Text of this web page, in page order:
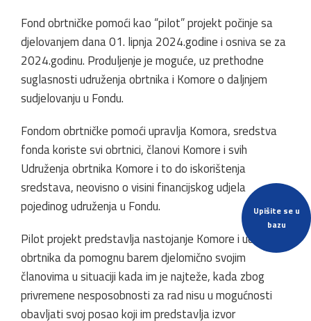
Upišite se u
bazu
Fond obrtničke pomoći kao “pilot” projekt počinje sa
djelovanjem dana 01. lipnja 2024.godine i osniva se za
2024.godinu. Produljenje je moguće, uz prethodne
suglasnosti udruženja obrtnika i Komore o daljnjem
sudjelovanju u Fondu.
Fondom obrtničke pomoći upravlja Komora, sredstva
fonda koriste svi obrtnici, članovi Komore i svih
Udruženja obrtnika Komore i to do iskorištenja
sredstava, neovisno o visini financijskog udjela
pojedinog udruženja u Fondu.
Pilot projekt predstavlja nastojanje Komore i udruženja
obrtnika da pomognu barem djelomično svojim
članovima u situaciji kada im je najteže, kada zbog
privremene nesposobnosti za rad nisu u mogućnosti
obavljati svoj posao koji im predstavlja izvor